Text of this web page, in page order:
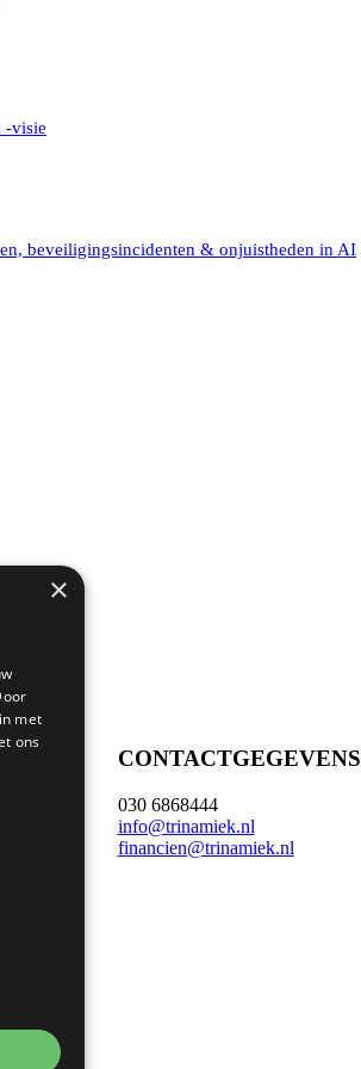
-visie
beveiligingsincidenten & onjuistheden in AI
CONTACTGEGEVENS
030 6868444
info@trinamiek.nl
financien@trinamiek.nl
×
met
ons